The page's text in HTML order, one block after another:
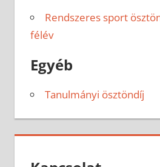
Rendszeres sport
félév
Egyéb
Tanulmányi ösztöndíj